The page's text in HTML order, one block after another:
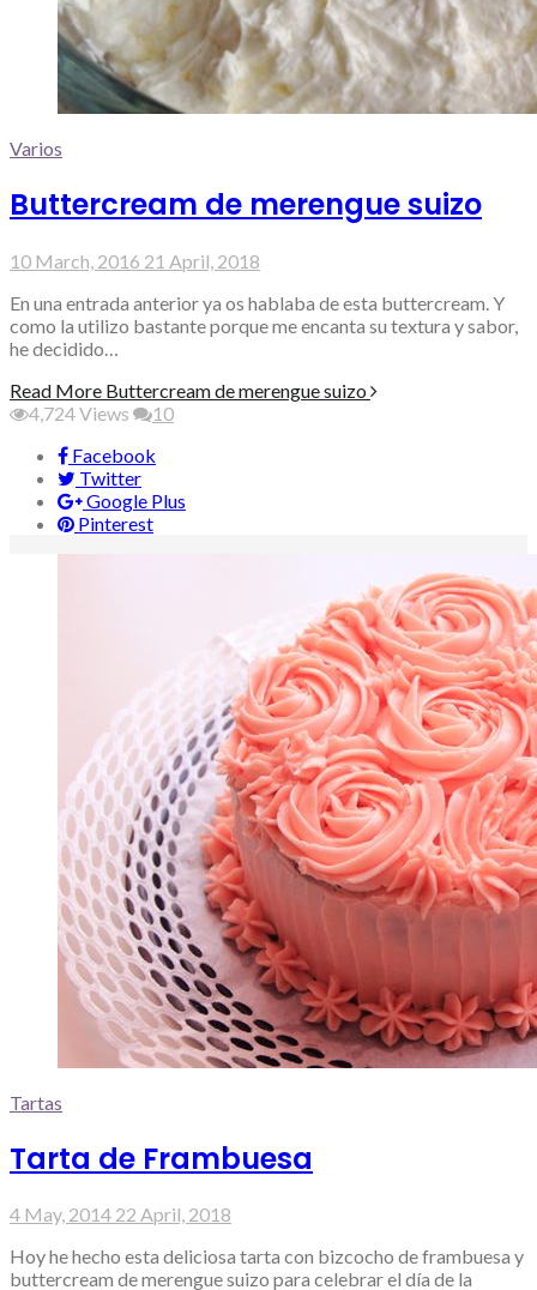
Varios
Buttercream de merengue suizo
10 March, 2016 21 April, 2018
En una entrada anterior ya os hablaba de esta buttercream. Y
como la utilizo bastante porque me encanta su textura y sabor,
he decidido…
Read More Buttercream de merengue suizo
4,724Views
10
Facebook
Twitter
Google Plus
Pinterest
Tartas
Tarta de Frambuesa
4 May, 2014 22 April, 2018
Hoy he hecho esta deliciosa tarta con bizcocho de frambuesa y
buttercream de merengue suizo para celebrar el día de la